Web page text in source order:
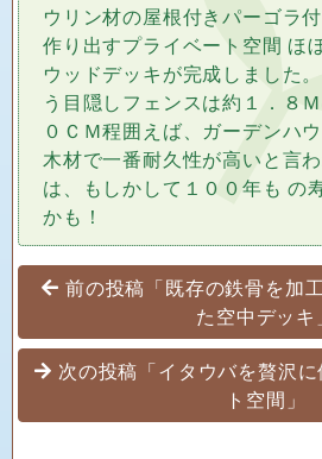
ウリン材の屋根付きパーゴラ
作り出すプライベート空間 ほ
ウッドデッキが完成しました
う目隠しフェンスは約１．８
０ＣＭ程囲えば、ガーデンハ
木材で一番耐久性が高いと言
は、もしかして１００年も の
かも！
投稿ナビゲーション
前の投稿「既存の鉄骨を加
た空中デッキ
次の投稿「イタウバを贅沢
ト空間」